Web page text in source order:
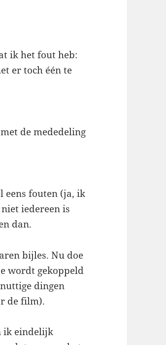
ik het fout heb:
er toch één te
de mededeling
eens fouten (ja, ik
iedereen is
dan.
bijles. Nu doe
wordt gekoppeld
dingen
de film).
ik eindelijk